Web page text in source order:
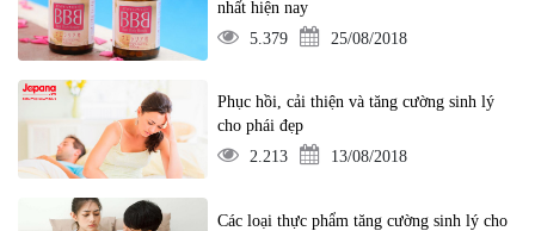
nhất hiện nay
5.379
25/08/2018
Phục hồi, cải thiện và tăng cường sinh lý
cho phái đẹp
2.213
13/08/2018
Các loại thực phẩm tăng cường sinh lý cho